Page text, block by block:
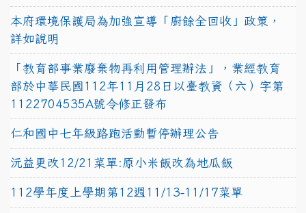
本府環境保護局為加強宣導「廚餘全回收」政策，
詳如說明
「教育部事業廢棄物再利用管理辦法」，業經教育
部於中華民國112年11月28日以臺教資（六）字第
1122704535A號令修正發布
仁和國中七年級路跑活動暫停辦理公告
沅益更改12/21菜單:原小米飯改為地瓜飯
112學年度上學期第12週11/13-11/17菜單